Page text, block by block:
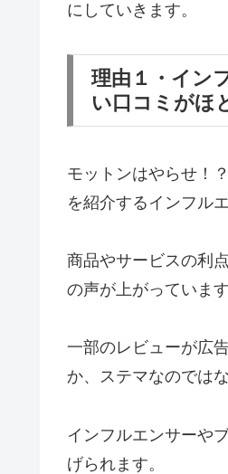
にしていきます。
理由１・イン
い口コミがほ
モットンはやらせ！
を紹介するインフル
商品やサービスの利
の声が上がっています
一部のレビューが広
か、ステマなのでは
インフルエンサーや
げられます。